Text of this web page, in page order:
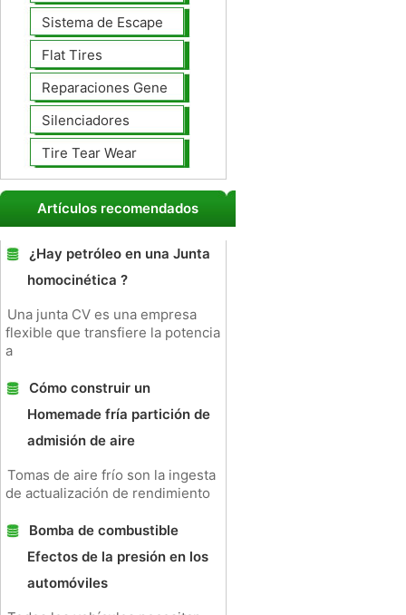
Sistema de Escape
Flat Tires
Reparaciones Generales
Silenciadores
Tire Tear Wear
Artículos recomendados
¿Hay petróleo en una Junta
homocinética ?
Una junta CV es una empresa
flexible que transfiere la potencia
a
Cómo construir un
Homemade fría partición de
admisión de aire
Tomas de aire frío son la ingesta
de actualización de rendimiento
Bomba de combustible
Efectos de la presión en los
automóviles